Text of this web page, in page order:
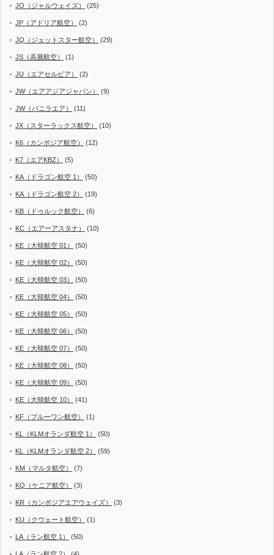
JO（ジャルウェイズ） (25)
JP（アドリア航空） (2)
JQ（ジェットスター航空） (29)
JS（高麗航空） (1)
JU（エアセルビア） (2)
JW（エアアジアジャパン） (9)
JW（バニラエア） (11)
JX（スターラックス航空） (10)
K6（カンボジア航空） (12)
K7（エアKBZ） (5)
KA（ドラゴン航空 1） (50)
KA（ドラゴン航空 2） (19)
KB（ドゥルック航空） (6)
KC（エアーアスタナ） (10)
KE（大韓航空 01） (50)
KE（大韓航空 02） (50)
KE（大韓航空 03） (50)
KE（大韓航空 04） (50)
KE（大韓航空 05） (50)
KE（大韓航空 06） (50)
KE（大韓航空 07） (50)
KE（大韓航空 08） (50)
KE（大韓航空 09） (50)
KE（大韓航空 10） (41)
KF（ブルーワン航空） (1)
KL（KLMオランダ航空 1） (50)
KL（KLMオランダ航空 2） (59)
KM（マルタ航空） (7)
KQ（ケニア航空） (3)
KR（カンボジアエアウェイズ） (3)
KU（クウェート航空） (1)
LA（ラン航空 1） (50)